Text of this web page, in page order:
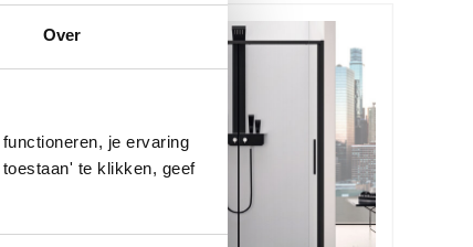
Over
je ervaring
te klikken, geef